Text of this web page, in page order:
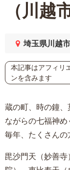
（川越
埼玉県川越
本記事はアフィリ
ンを含みます
蔵の町、時の鐘
ながらの七福神
毎年、たくさんの
毘沙門天（妙善